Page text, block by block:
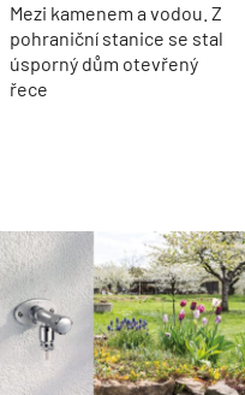
Mezi kamenem a vodou. Z
pohraniční stanice se stal
úsporný dům otevřený
řece